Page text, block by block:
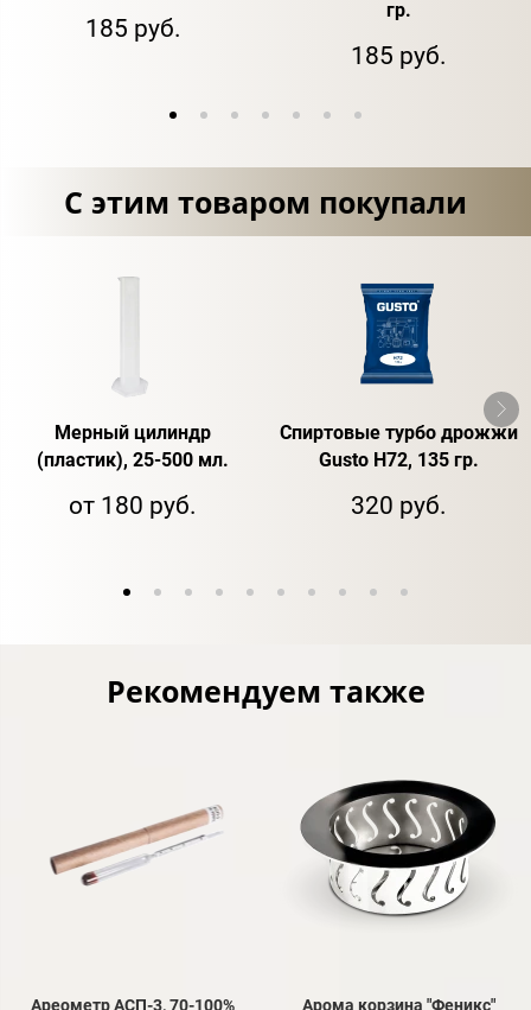
185 руб.
гр.
185 руб.
С этим товаром покупали
Мерный цилиндр
(пластик), 25-500 мл.
от 180 руб.
Спиртовые турбо дрожжи
Gusto H72, 135 гр.
320 руб.
Рекомендуем также
Ареометр АСП-3, 70-100% Арома корзина "Феникс"